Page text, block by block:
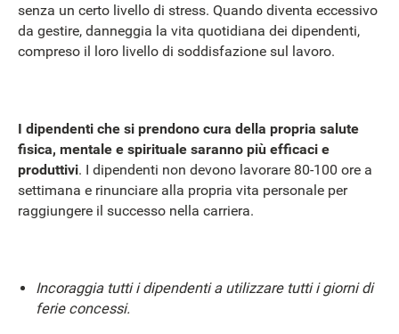
senza un certo livello di stress. Quando diventa eccessivo
da gestire, danneggia la vita quotidiana dei dipendenti,
compreso il loro livello di soddisfazione sul lavoro.
I dipendenti che si prendono cura della propria salute
fisica, mentale e spirituale saranno più efficaci e
produttivi. I dipendenti non devono lavorare 80-100 ore a
settimana e rinunciare alla propria vita personale per
raggiungere il successo nella carriera.
Incoraggia tutti i dipendenti a utilizzare tutti i giorni di
ferie concessi.